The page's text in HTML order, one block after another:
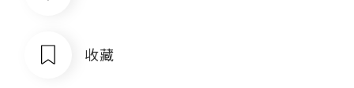
收藏